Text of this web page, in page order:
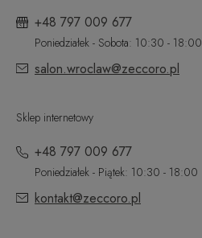
+48 797 009 677
Poniedziałek - Sobota: 10:30 - 18:00
salon.wroclaw@zeccoro.pl
Sklep internetowy
+48 797 009 677
Poniedziałek - Piątek: 10:30 - 18:00
kontakt@zeccoro.pl